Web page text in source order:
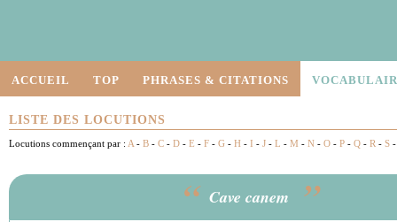
ACCUEIL TOP PHRASES & CITATIONS
LISTE DES LOCUTIONS
Locutions commençant par : A - B - C - D - E - F - G - H - I - J - L - M - N - O - P - Q - R - S
“ Cave canem ”